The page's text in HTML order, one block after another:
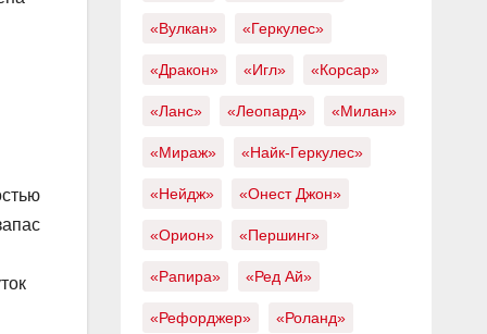
«Вулкан» «Геркулес»
«Дракон» «Игл» «Корсар»
«Ланс» «Леопард» «Милан»
«Мираж» «Найк-Геркулес»
«Нейдж» «Онест Джон»
«Орион» «Першинг»
«Рапира» «Ред Ай»
«Рефорджер» «Роланд»